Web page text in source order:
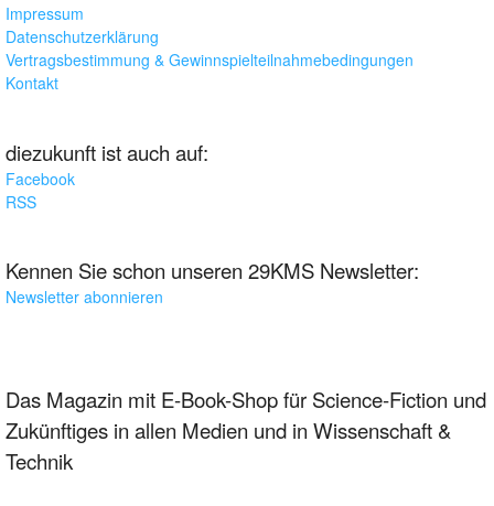
Impressum
Datenschutzerklärung
Vertragsbestimmung & Gewinnspielteilnahmebedingungen
Kontakt
diezukunft ist auch auf:
Facebook
RSS
Kennen Sie schon unseren 29KMS Newsletter:
Newsletter abonnieren
Das Magazin mit E-Book-Shop für Science-Fiction und
Zukünftiges in allen Medien und in Wissenschaft &
Technik